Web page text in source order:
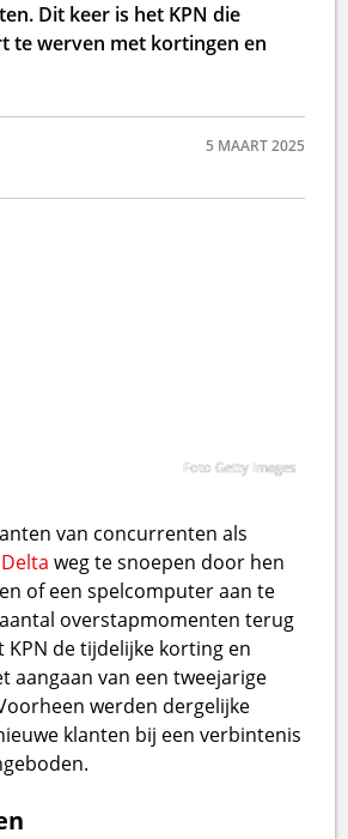
Dit keer is het KPN die
te werven met kortingen en
5 MAART 2025
Foto Getty Images
van concurrenten als
Delta weg te snoepen door hen
of een spelcomputer aan te
overstapmomenten terug
de tijdelijke korting en
aangaan van een tweejarige
werden dergelijke
klanten bij een verbintenis